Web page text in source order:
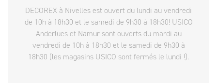
DECOREX à Nivelles est ouvert du lundi au vendredi
de 10h à 18h30 et le samedi de 9h30 à 18h30! USICO
Anderlues et Namur sont ouverts du mardi au
vendredi de 10h à 18h30 et le samedi de 9h30 à
18h30 (les magasins USICO sont fermés le lundi !).